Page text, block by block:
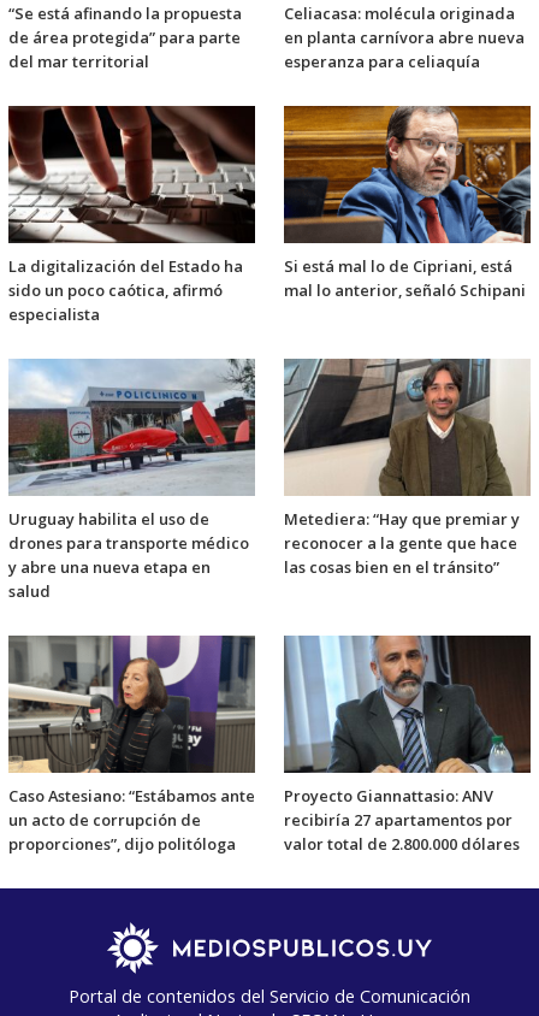
“Se está afinando la propuesta
de área protegida” para parte
del mar territorial
Celiacasa: molécula originada
en planta carnívora abre nueva
esperanza para celiaquía
La digitalización del Estado ha
sido un poco caótica, afirmó
especialista
Si está mal lo de Cipriani, está
mal lo anterior, señaló Schipani
Uruguay habilita el uso de
drones para transporte médico
y abre una nueva etapa en
salud
Metediera: “Hay que premiar y
reconocer a la gente que hace
las cosas bien en el tránsito”
Caso Astesiano: “Estábamos ante
un acto de corrupción de
proporciones”, dijo politóloga
Proyecto Giannattasio: ANV
recibiría 27 apartamentos por
valor total de 2.800.000 dólares
Portal de contenidos del Servicio de Comunicación